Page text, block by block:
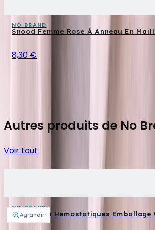
Agrandir
NO BRAND
Snood Femme Rose À Anneau En
8,30 €
Autres produits de No
Voir tout
NO BRAND
Allumettes Hémostatiques Emballage